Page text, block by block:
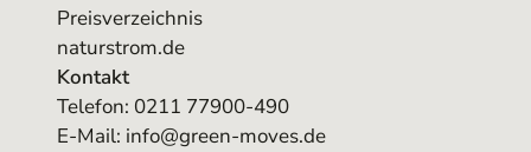
Preisverzeichnis
naturstrom.de
Kontakt
Telefon: 0211 77900-490
E-Mail: info@green-moves.de